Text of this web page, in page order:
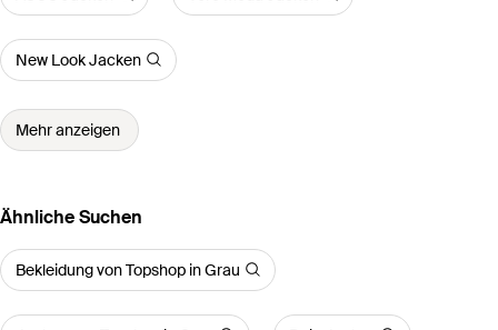
New Look Jacken
Mehr anzeigen
Ähnliche Suchen
Bekleidung von Topshop in Grau